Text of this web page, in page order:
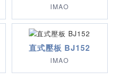
IMAO
直式壓板 BJ152
IMAO